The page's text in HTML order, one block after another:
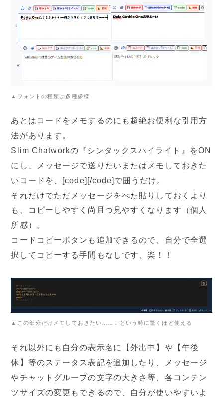
▲フォントの種類は多種多様
あとはコードをメモするのにも超絶お便利な引用方
法があります。
Slim Chatworkの『シンタックスハイライト』をON
にし、メッセージで送りたいまたはメモしておきた
いコードを、[code][/code]で囲うだけ。
それだけでただメッセージをべた貼りしておくより
も、コピーしやすく尚且つ見やすくなります（個人
所感）。
コードコピーボタンも追加できるので、自分で全選
択してコピーする手間もなしです、楽！！
▲この部分だけメモしておきたい……！という時に驚くほど使える
それ以外にも自分の表示名に【外出中】や【午後
休】等のステータス表記を追加したり、メッセージ
やチャットグループの文字の大きさ等、各コンテン
ツサイズの変更もできるので、自分が使いやすいよ